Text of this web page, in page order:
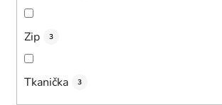
Zip 3
Tkanička 3